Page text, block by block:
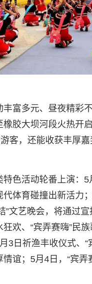
丰富多元、昼夜精彩
胶大坝河段火热开
客，还能收获丰厚
特色活动轮番上演：
代体育碰撞出新活力
”文艺晚会，将通过
狂欢、“宾弄赛嗨”民
3日祈渔丰收仪式、
情谊；5月4日，“宾